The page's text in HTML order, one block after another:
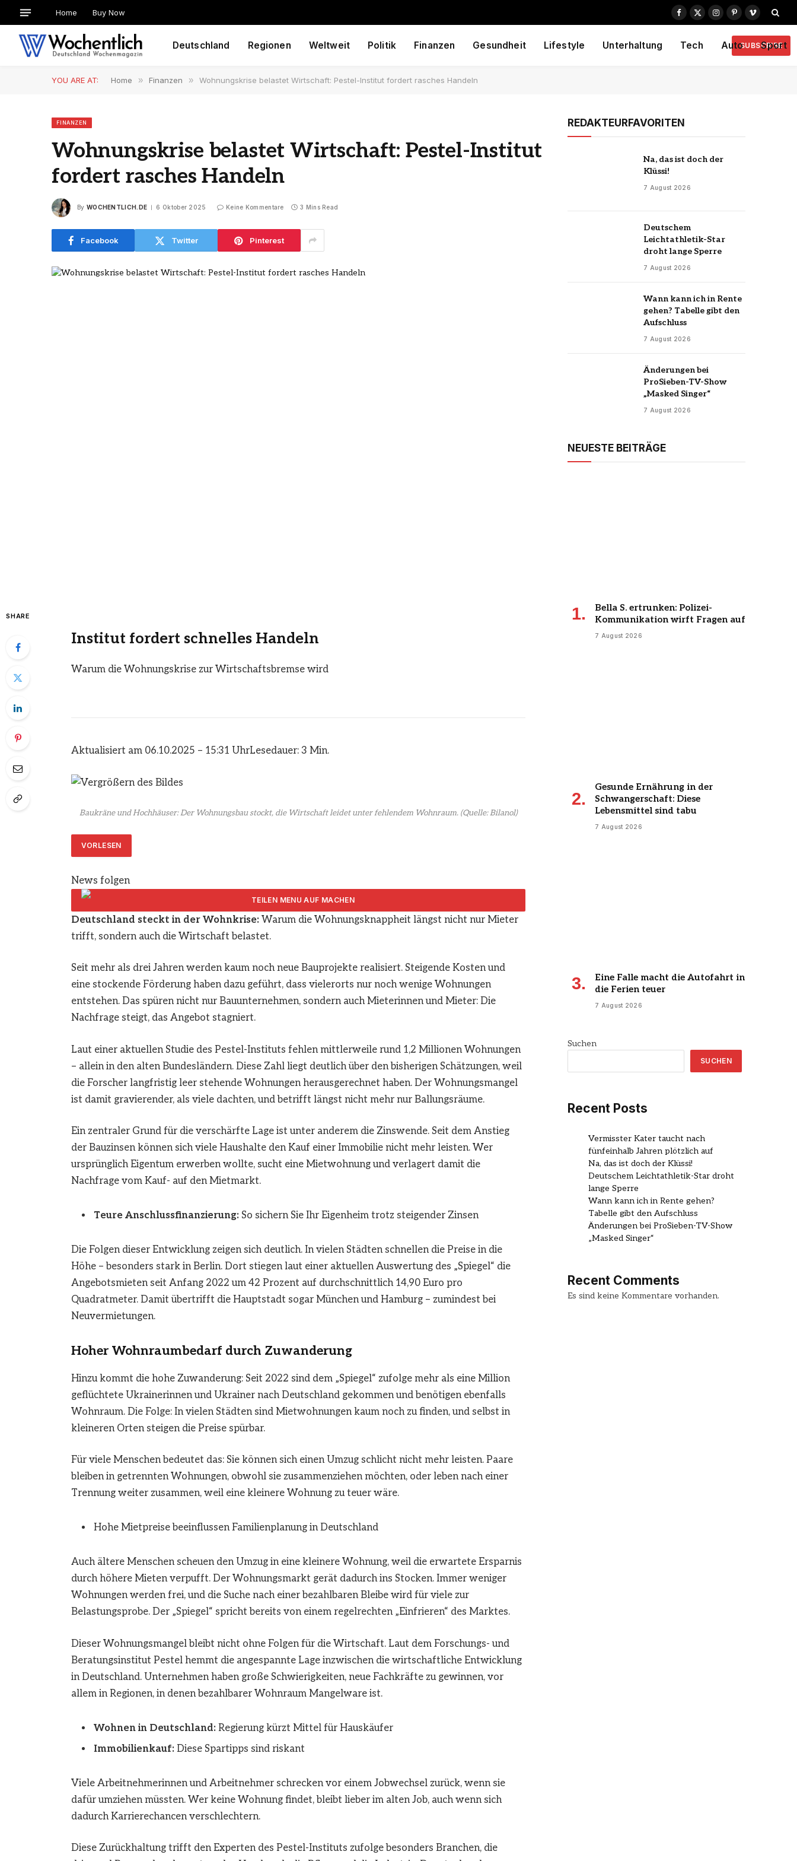
Home Buy Now
Facebook
X
Instagram
PinterestVimeo
Deutschland Regionen Weltweit Politik Finanzen Gesundheit Lifestyle Unterhaltung Tech Auto Sport
SUBSCRIBE
YOU ARE AT: Home » Finanzen » Wohnungskrise belastet Wirtschaft: Pestel-Institut fordert rasches Handeln
FINANZEN
Wohnungskrise belastet Wirtschaft: Pestel-Institut
fordert rasches Handeln
By WOCHENTLICH.DE 6 Oktober 2025 Keine Kommentare 3 Mins Read
Facebook Twitter Pinterest
SHARE
Institut fordert schnelles Handeln
Warum die Wohnungskrise zur Wirtschaftsbremse wird
Aktualisiert am 06.10.2025 – 15:31 UhrLesedauer: 3 Min.
Baukräne und Hochhäuser: Der Wohnungsbau stockt, die Wirtschaft leidet unter fehlendem Wohnraum.(Quelle: Bilanol)
VORLESEN
News folgen
ARTIKEL TEILEN
Deutschland steckt in der Wohnkrise:Warum die Wohnungsknappheit längst nicht nur Mieter
trifft, sondern auch die Wirtschaft belastet.
Seit mehr als drei Jahren werden kaum noch neue Bauprojekte realisiert. Steigende Kosten und
eine stockende Förderung haben dazu geführt, dass vielerorts nur noch wenige Wohnungen
entstehen. Das spüren nicht nur Bauunternehmen, sondern auch Mieterinnen und Mieter: Die
Nachfrage steigt, das Angebot stagniert.
Laut einer aktuellen Studie des Pestel-Instituts fehlen mittlerweile rund 1,2 Millionen Wohnungen
– allein in den alten Bundesländern. Diese Zahl liegt deutlich über den bisherigen Schätzungen, weil
die Forscher langfristig leer stehende Wohnungen herausgerechnet haben. Der Wohnungsmangel
ist damit gravierender, als viele dachten, und betrifft längst nicht mehr nur Ballungsräume.
Ein zentraler Grund für die verschärfte Lage ist unter anderem die Zinswende. Seit dem Anstieg
der Bauzinsen können sich viele Haushalte den Kauf einer Immobilie nicht mehr leisten. Wer
ursprünglich Eigentum erwerben wollte, sucht eine Mietwohnung und verlagert damit die
Nachfrage vom Kauf- auf den Mietmarkt.
Teure Anschlussfinanzierung:So sichern Sie Ihr Eigenheim trotz steigender Zinsen
Die Folgen dieser Entwicklung zeigen sich deutlich. In vielen Städten schnellen die Preise in die
Höhe – besonders stark in Berlin. Dort stiegen laut einer aktuellen Auswertung des „Spiegel“ die
Angebotsmieten seit Anfang 2022 um 42 Prozent auf durchschnittlich 14,90 Euro pro
Quadratmeter. Damit übertrifft die Hauptstadt sogar München und Hamburg – zumindest bei
Neuvermietungen.
Hoher Wohnraumbedarf durch Zuwanderung
Hinzu kommt die hohe Zuwanderung: Seit 2022 sind dem „Spiegel“ zufolge mehr als eine Million
geflüchtete Ukrainerinnen und Ukrainer nach Deutschland gekommen und benötigen ebenfalls
Wohnraum. Die Folge: In vielen Städten sind Mietwohnungen kaum noch zu finden, und selbst in
kleineren Orten steigen die Preise spürbar.
Für viele Menschen bedeutet das: Sie können sich einen Umzug schlicht nicht mehr leisten. Paare
bleiben in getrennten Wohnungen, obwohl sie zusammenziehen möchten, oder leben nach einer
Trennung weiter zusammen, weil eine kleinere Wohnung zu teuer wäre.
Hohe Mietpreise beeinflussen Familienplanung in Deutschland
Auch ältere Menschen scheuen den Umzug in eine kleinere Wohnung, weil die erwartete Ersparnis
durch höhere Mieten verpufft. Der Wohnungsmarkt gerät dadurch ins Stocken. Immer weniger
Wohnungen werden frei, und die Suche nach einer bezahlbaren Bleibe wird für viele zur
Belastungsprobe. Der „Spiegel“ spricht bereits von einem regelrechten „Einfrieren“ des Marktes.
Dieser Wohnungsmangel bleibt nicht ohne Folgen für die Wirtschaft. Laut dem Forschungs- und
Beratungsinstitut Pestel hemmt die angespannte Lage inzwischen die wirtschaftliche Entwicklung
in Deutschland. Unternehmen haben große Schwierigkeiten, neue Fachkräfte zu gewinnen, vor
allem in Regionen, in denen bezahlbarer Wohnraum Mangelware ist.
Wohnen in Deutschland:Regierung kürzt Mittel für Hauskäufer
Immobilienkauf:Diese Spartipps sind riskant
Viele Arbeitnehmerinnen und Arbeitnehmer schrecken vor einem Jobwechsel zurück, wenn sie
dafür umziehen müssten. Wer keine Wohnung findet, bleibt lieber im alten Job, auch wenn sich
dadurch Karrierechancen verschlechtern.
Diese Zurückhaltung trifft den Experten des Pestel-Instituts zufolge besonders Branchen, die
REDAKTEURFAVORITEN
Na, das ist doch der
Klüssi!
7 August 2026
Deutschem
Leichtathletik-Star
droht lange Sperre
7 August 2026
Wann kann ich in Rente
gehen? Tabelle gibt den
Aufschluss
7 August 2026
Änderungen bei
ProSieben-TV-Show
„Masked Singer“
7 August 2026
NEUESTE BEITRÄGE
Bella S. ertrunken: Polizei-
Kommunikation wirft Fragen auf
7 August 2026
Gesunde Ernährung in der
Schwangerschaft: Diese
Lebensmittel sind tabu
7 August 2026
Eine Falle macht die Autofahrt in
die Ferien teuer
7 August 2026
Suchen
SUCHEN
Recent Posts
Vermisster Kater taucht nach
fünfeinhalb Jahren plötzlich auf
Na, das ist doch der Klüssi!
Deutschem Leichtathletik-Star droht
lange Sperre
Wann kann ich in Rente gehen?
Tabelle gibt den Aufschluss
Änderungen bei ProSieben-TV-Show
„Masked Singer“
Recent Comments
Es sind keine Kommentare vorhanden.